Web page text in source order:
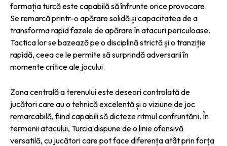
formația turcă este capabilă să înfrunte orice provocare.
Se remarcă printr-o apărare solidă și capacitatea de a
transforma rapid fazele de apărare în atacuri periculoase.
Tactica lor se bazează pe o disciplină strictă și o tranziție
rapidă, ceea ce le permite să surprindă adversarii în
momente critice ale jocului.
Zona centrală a terenului este deseori controlată de
jucători care au o tehnică excelentă și o viziune de joc
remarcabilă, fiind capabili să dicteze ritmul confruntării. În
termenii atacului, Turcia dispune de o linie ofensivă
versatilă, cu jucători care pot face diferența atât prin forța